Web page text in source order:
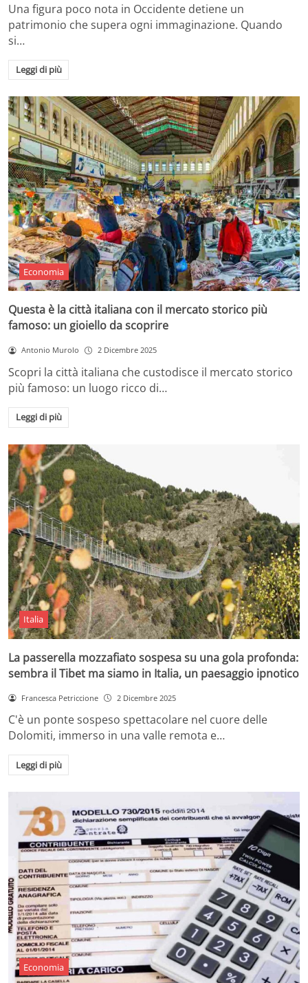
Una figura poco nota in Occidente detiene un
patrimonio che supera ogni immaginazione. Quando
si…
Leggi di più
Economia
Questa è la città italiana con il mercato storico più
famoso: un gioiello da scoprire
Antonio Murolo 2 Dicembre 2025
Scopri la città italiana che custodisce il mercato storico
più famoso: un luogo ricco di…
Leggi di più
Italia
La passerella mozzafiato sospesa su una gola profonda:
sembra il Tibet ma siamo in Italia, un paesaggio ipnotico
Francesca Petriccione 2 Dicembre 2025
C'è un ponte sospeso spettacolare nel cuore delle
Dolomiti, immerso in una valle remota e…
Leggi di più
Economia